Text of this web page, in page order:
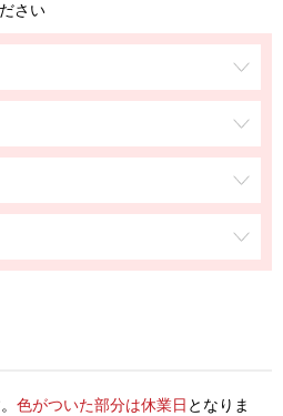
さい
色がついた部分は休業日 となりま